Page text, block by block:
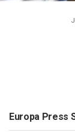
Europa Press